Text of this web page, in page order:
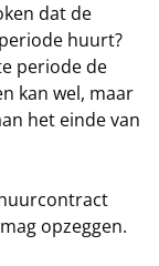
dat de
huurt?
periode de
kan wel, maar
het einde van
opzeggen.